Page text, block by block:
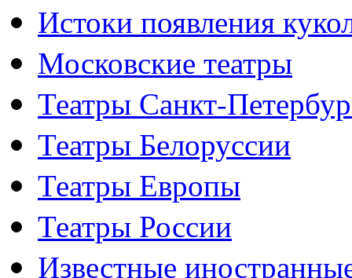
Истоки появления
Московские театры
Театры Санкт-
Театры Белоруссии
Театры Европы
Театры России
Известные